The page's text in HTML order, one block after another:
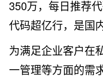
350万，每日推荐
代码超亿行，是国
为满足企业客户在
一管理等方面的需